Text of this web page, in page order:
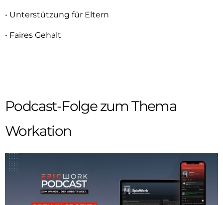
• Unterstützung für Eltern
• Faires Gehalt
Podcast-Folge zum Thema
Workation